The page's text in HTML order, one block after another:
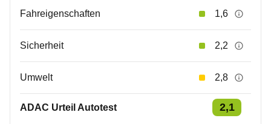
Fahreigenschaften 1,6
Sicherheit 2,2
Umwelt 2,8
ADAC Urteil Autotest 2,1